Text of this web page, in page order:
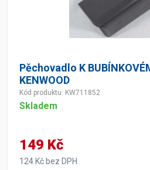
Pěchovadlo K
KENWOOD
Kód produktu: KW711852
Skladem
149 Kč
124 Kč bez DPH